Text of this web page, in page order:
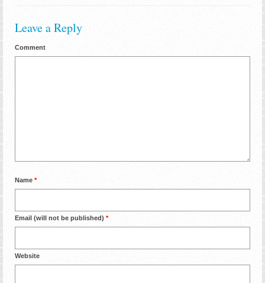
Leave a Reply
Comment
Name *
Email (will not be published) *
Website